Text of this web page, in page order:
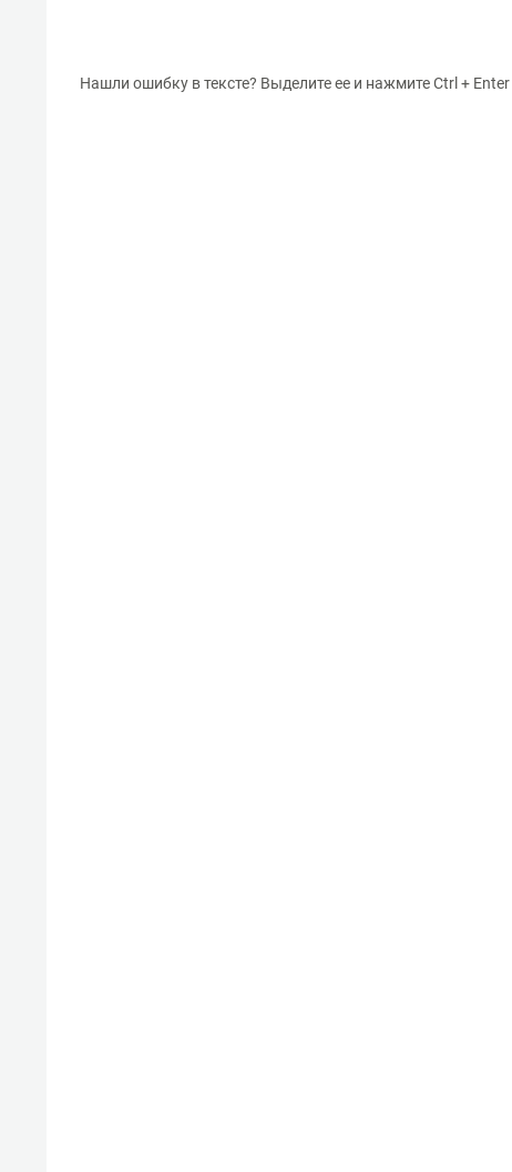
Нашли ошибку в тексте? Выделите ее и нажмите Ctrl + Enter